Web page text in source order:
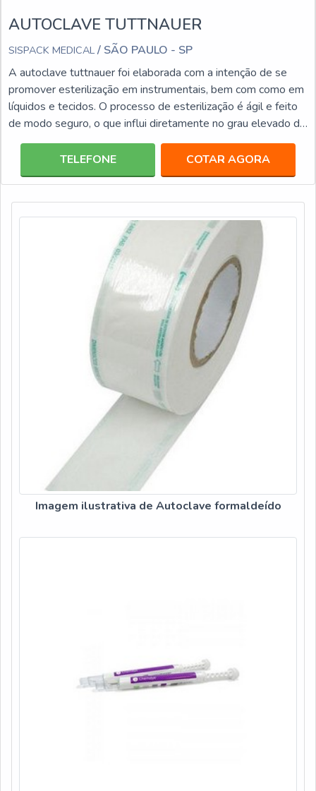
AUTOCLAVE TUTTNAUER
SISPACK MEDICAL / SÃO PAULO - SP
A autoclave tuttnauer foi elaborada com a intenção de se
promover esterilização em instrumentais, bem com como em
líquidos e tecidos. O processo de esterilização é ágil e feito
de modo seguro, o que influi diretamente no grau elevado de
confiança, uma vez que não há a precisão de um
encanamento especial ou mesmo uma ventilação para que a
autoclave possa ser instalada.INFORMAÇÕES
função de escape rápido, o que possibilita a redução
TELEFONE COTAR AGORA
Imagem ilustrativa de Autoclave formaldeído